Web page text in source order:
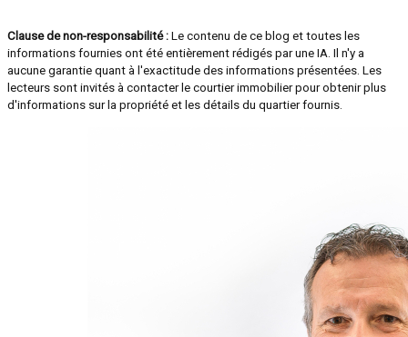
Clause de non-responsabilité : Le contenu de ce blog et toutes les
informations fournies ont été entièrement rédigés par une IA. Il n'y a
aucune garantie quant à l'exactitude des informations présentées. Les
lecteurs sont invités à contacter le courtier immobilier pour obtenir plus
d'informations sur la propriété et les détails du quartier fournis.